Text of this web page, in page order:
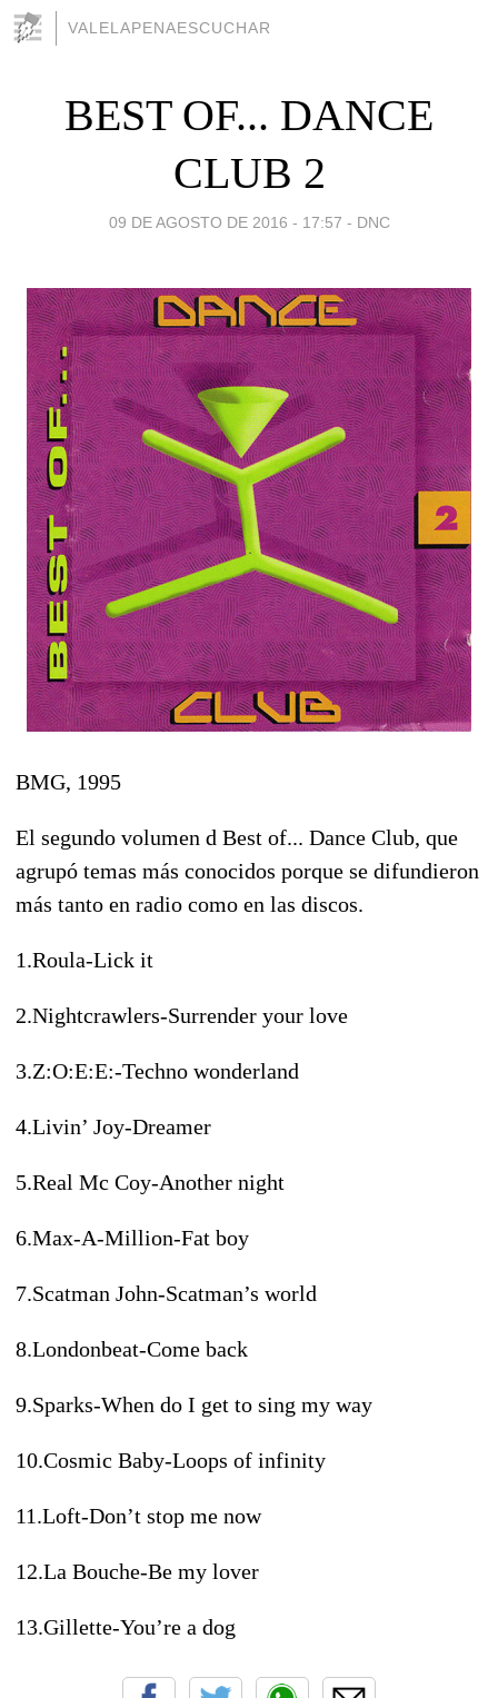
VALELAPENAESCUCHAR
BEST OF... DANCE
CLUB 2
09 DE AGOSTO DE 2016 - 17:57 - DNC
BMG, 1995
El segundo volumen d Best of... Dance Club, que
agrupó temas más conocidos porque se difundieron
más tanto en radio como en las discos.
1.Roula-Lick it
2.Nightcrawlers-Surrender your love
3.Z:O:E:E:-Techno wonderland
4.Livin’ Joy-Dreamer
5.Real Mc Coy-Another night
6.Max-A-Million-Fat boy
7.Scatman John-Scatman’s world
8.Londonbeat-Come back
9.Sparks-When do I get to sing my way
10.Cosmic Baby-Loops of infinity
11.Loft-Don’t stop me now
12.La Bouche-Be my lover
13.Gillette-You’re a dog